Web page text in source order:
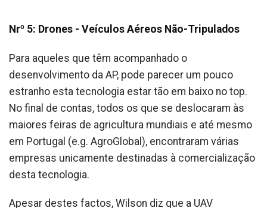
Nrº 5: Drones - Veículos Aéreos Não-Tripulados
Para aqueles que têm acompanhado o
desenvolvimento da AP, pode parecer um pouco
estranho esta tecnologia estar tão em baixo no top.
No final de contas, todos os que se deslocaram às
maiores feiras de agricultura mundiais e até mesmo
em Portugal (e.g. AgroGlobal), encontraram várias
empresas unicamente destinadas à comercialização
desta tecnologia.
Apesar destes factos, Wilson diz que a UAV